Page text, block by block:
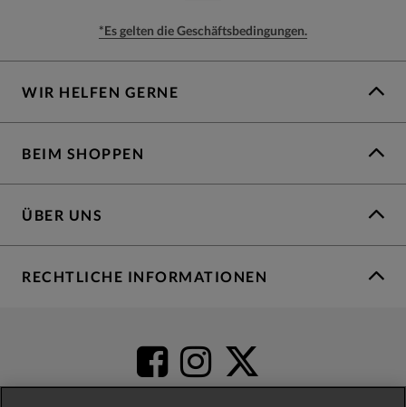
*Es gelten die Geschäftsbedingungen.
WIR HELFEN GERNE
BEIM SHOPPEN
ÜBER UNS
RECHTLICHE INFORMATIONEN